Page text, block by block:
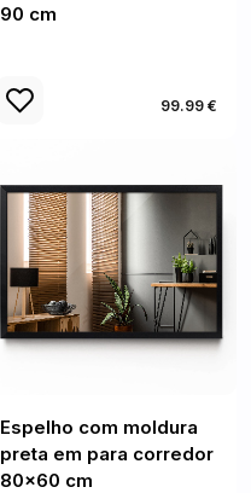
90 cm
99.99 €
Espelho com moldura
preta em para corredor
80x60 cm